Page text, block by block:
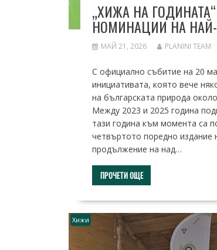
„ХИЖА НА
НОМИНАЦИИ НА
МАЙ 21, 2026 PLANINI TEAM
С официално събитие на 20
инициативата, която вече
на българската природа
Между 2023 и 2025 година
тази година към момента са
четвъртото поредно издание
продължение на над…
ПРОЧЕТИ ОЩЕ
Хижи